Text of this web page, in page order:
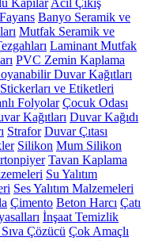
Kapılar Acil Çıkış
Banyo Seramik ve
Mutfak Seramik ve
Laminant Mutfak
PVC Zemin Kaplama
Duvar Kağıtları
ve Etiketleri
Folyolar Çocuk Odası
Kağıtları Duvar Kağıdı
Strafor Duvar Çıtası
Silikon Mum Silikon
Tavan Kaplama
Su Yalıtım
Ses Yalıtım Malzemeleri
Çimento Beton Harcı Çatı
İnşaat Temizlik
Çözücü Çok Amaçlı